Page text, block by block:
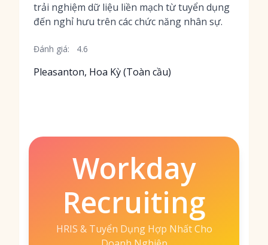
trải nghiệm dữ liệu liền mạch từ tuyển dụng
đến nghỉ hưu trên các chức năng nhân sự.
Đánh giá: 4.6
Pleasanton, Hoa Kỳ (Toàn cầu)
Workday
Recruiting
HRIS & Tuyển Dụng Hợp Nhất Cho